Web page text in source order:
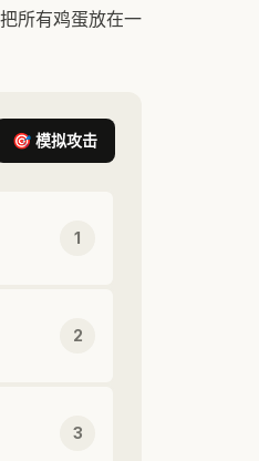
所有鸡蛋放在一
🎯 模拟攻击
1
2
3